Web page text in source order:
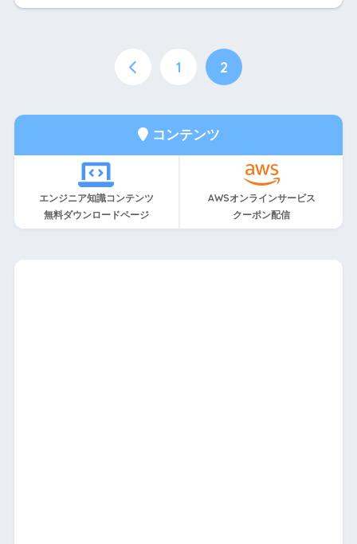
1 2
コンテンツ
エンジニア知識コンテンツ
無料ダウンロードページ
AWSオンラインサービス
クーポン配信